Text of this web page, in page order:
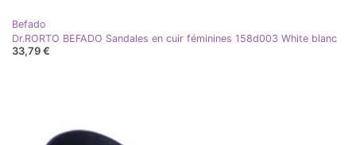
Befado
Dr.RORTO BEFADO Sandales en cuir féminines 158d003 White blanc
33,79 €